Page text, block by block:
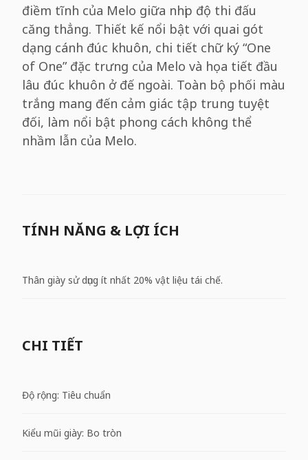
điềm tĩnh của Melo giữa nhịp độ thi đấu
căng thẳng. Thiết kế nổi bật với quai gót
dạng cánh đúc khuôn, chi tiết chữ ký “One
of One” đặc trưng của Melo và họa tiết đầu
lâu đúc khuôn ở đế ngoài. Toàn bộ phối màu
trắng mang đến cảm giác tập trung tuyệt
đối, làm nổi bật phong cách không thể
nhầm lẫn của Melo.
TÍNH NĂNG & LỢI ÍCH
Thân giày sử dụng ít nhất 20% vật liệu tái chế.
CHI TIẾT
Độ rộng: Tiêu chuẩn
Kiểu mũi giày: Bo tròn